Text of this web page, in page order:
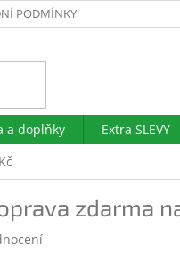
PODMÍNKY
a doplňky Extra SLEVY
zdarma